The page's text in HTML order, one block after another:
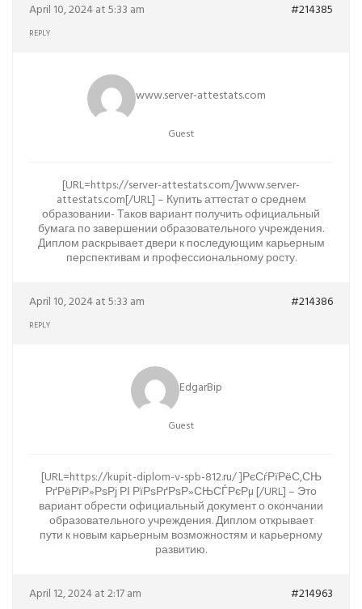
April 10, 2024 at 5:33 am #214385
REPLY
www.server-attestats.com
Guest
[URL=https://server-attestats.com/]www.server-
attestats.com[/URL] – Купить аттестат о среднем
образовании- Таков вариант получить официальный
бумага по завершении образовательного учреждения.
Диплом раскрывает двери к последующим карьерным
перспективам и профессиональному росту.
April 10, 2024 at 5:33 am #214386
REPLY
EdgarBip
Guest
[URL=https://kupit-diplom-v-spb-812.ru/ ]РєСѓРїРёС‚СЊ
РґРёРїР»РѕРј РІ РїРѕРґРѕР»СЊСЃРєРµ [/URL] – Это
вариант обрести официальный документ о окончании
образовательного учреждения. Диплом открывает
пути к новым карьерным возможностям и карьерному
развитию.
April 12, 2024 at 2:17 am #214963